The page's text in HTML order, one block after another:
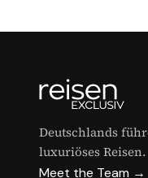
Deutschlands
luxuriöses
Meet the Team →